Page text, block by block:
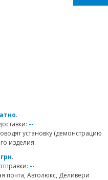
.
--
установку (демонстрацию
изделия.
.
--
почта, Автолюкс, Деливери